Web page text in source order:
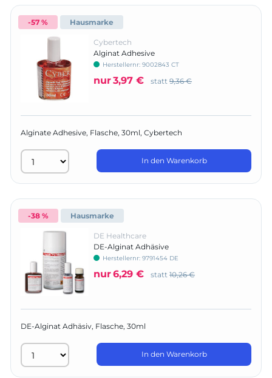
-57 % Hausmarke
Cybertech
Alginat Adhesive
Herstellernr: 9002843 CT
nur3,97 € statt 9,36 €
Alginate Adhesive, Flasche, 30ml, Cybertech
In den Warenkorb
-38 % Hausmarke
DE Healthcare
DE-Alginat Adhäsive
Herstellernr: 9791454 DE
nur6,29 € statt 10,26 €
DE-Alginat Adhäsiv, Flasche, 30ml
In den Warenkorb